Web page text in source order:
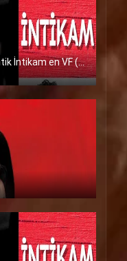
Les Amants Destines – Ask Mantik İntikam en VF (Voix Francaise)